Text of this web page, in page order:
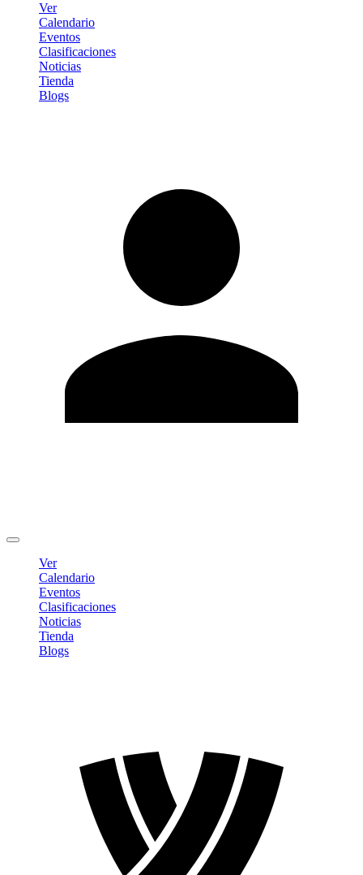
Ver
Calendario
Eventos
Clasificaciones
Noticias
Tienda
Blogs
Ver
Calendario
Eventos
Clasificaciones
Noticias
Tienda
Blogs